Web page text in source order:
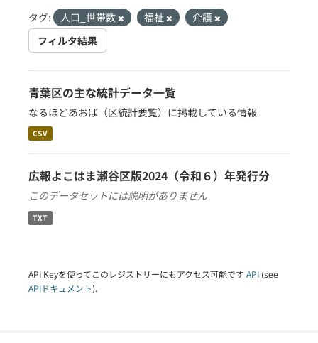
タグ: 人口_世帯数 福祉
介護
フィルタ結果
青葉区の主な統計データ一覧
なるほどあおば（区統計要覧）に掲載している情報
CSV
広報よこはま瀬谷区版2024（令和６）年発行分
このデータセットには説明がありません
TXT
API Keyを使ってこのレジストリーにもアクセス可能です API (see
APIドキュメント).